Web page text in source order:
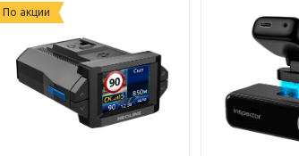
По акции